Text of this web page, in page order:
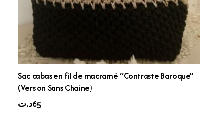
Sac cabas en fil de macramé “Contraste Baroque”
(Version Sans Chaîne)
65د.ت